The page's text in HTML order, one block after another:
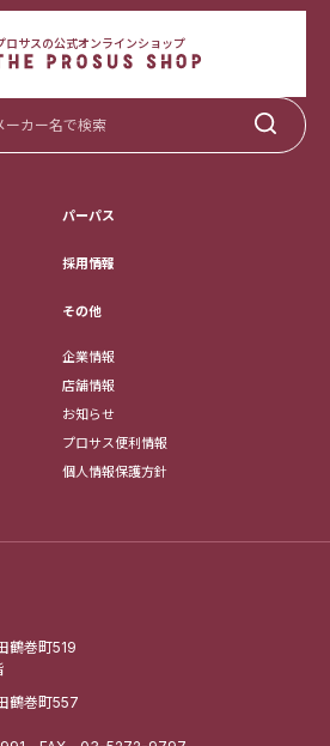
鶴巻町519
鶴巻町557
ロサスの公式オンラインショップ
パーパス
採用情報
その他
企業情報
店舗情報
お知らせ
プロサス便利情報
個人情報保護方針